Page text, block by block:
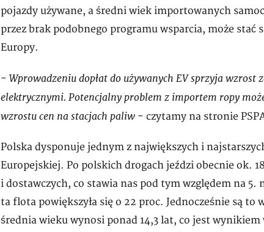
pojazdy używane, a średni wiek importowanych
przez brak podobnego programu wsparcia, może stać
Europy.
- Wprowadzeniu dopłat do używanych EV sprzyja
elektrycznymi. Potencjalny problem z importem ropy
wzrostu cen na stacjach paliw - czytamy na stronie
Polska dysponuje jednym z największych i
Europejskiej. Po polskich drogach jeździ obecnie ok.
i dostawczych, co stawia nas pod tym względem na 5.
ta flota powiększyła się o 22 proc. Jednocześnie są to
średnia wieku wynosi ponad 14,3 lat, co jest